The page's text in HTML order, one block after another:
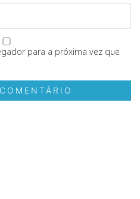
para a próxima vez que